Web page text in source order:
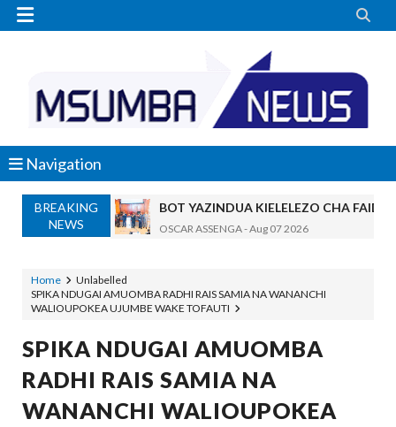
 
Navigation
BREAKING
NEWS
BOT YAZINDUA KIELELEZO CHA
OSCAR ASSENGA-Aug 07 2026
Alex Sonna
WAZIRI NANAUKA AIPONGEZA
WACHIMBAJI WADOGO NAMUNGO
OSCAR ASSENGA- Aug 07 2026
EWURA KANDA YA KATI YATOA WITO
Alex Sonna-Aug 07 2026
Home
Unlabelled
SPIKA NDUGAI AMUOMBA RADHI RAIS SAMIA NA WANANCHI
WALIOUPOKEA UJUMBE WAKE TOFAUTI
SPIKA NDUGAI AMUOMBA
RADHI RAIS SAMIA NA
WANANCHI WALIOUPOKEA